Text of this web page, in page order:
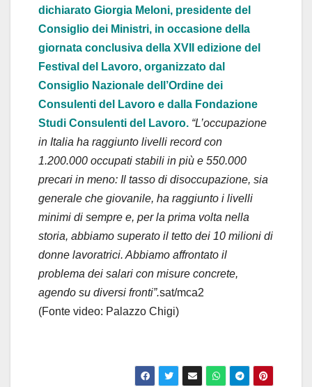
V
i
d
e
o
dichiarato Giorgia Meloni, presidente del
Consiglio dei Ministri, in occasione della
giornata conclusiva della XVII edizione del
Festival del Lavoro, organizzato dal
Consiglio Nazionale dell’Ordine dei
Consulenti del Lavoro e dalla Fondazione
Studi Consulenti del Lavoro. “L’occupazione
in Italia ha raggiunto livelli record con
1.200.000 occupati stabili in più e 550.000
precari in meno: Il tasso di disoccupazione, sia
generale che giovanile, ha raggiunto i livelli
minimi di sempre e, per la prima volta nella
storia, abbiamo superato il tetto dei 10 milioni di
donne lavoratrici. Abbiamo affrontato il
problema dei salari con misure concrete,
agendo su diversi fronti”.sat/mca2
(Fonte video: Palazzo Chigi)